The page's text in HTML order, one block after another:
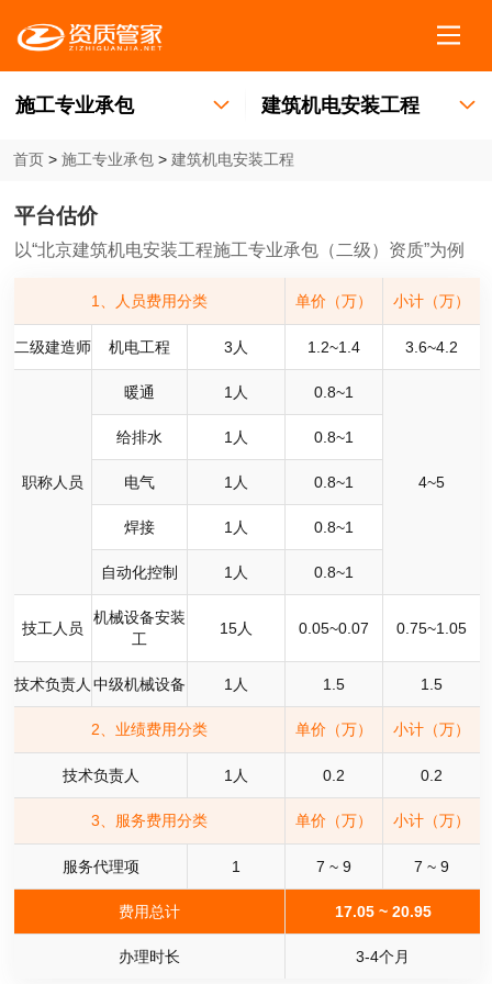
首页> 施工专业承包> 建筑机电安装工程
平台估价
以“北京建筑机电安装工程施工专业承包（二级）资质”为例
1、人员费用分类 单价（万） 小计（万）
二级建造师 机电工程 3 人 1.2~1.4 3.6~4.2
职称人员
暖通 1 人 0.8~1
4~5
给排水 1 人 0.8~1
电气 1 人 0.8~1
焊接 1 人 0.8~1
自动化控制 1 人 0.8~1
技工人员
机械设备安装
工
15人 0.05~0.07 0.75~1.05
技术负责人 中级机械设备 1 人 1.5 1.5
2、业绩费用分类 单价（万） 小计（万）
技术负责人 1 人 0.2 0.2
3、服务费用分类 单价（万） 小计（万）
服务代理项 1 7 ~ 9 7 ~ 9
费用总计 17.05 ~ 20.95
办理时长 3-4个月